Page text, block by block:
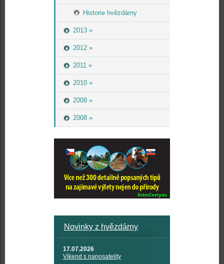
Historie hvězdárny
2013 »
2012 »
2011 »
2010 »
2009 »
2008 »
Novinky z hvězdárny
17.07.2026
Víkend s nanosatelity